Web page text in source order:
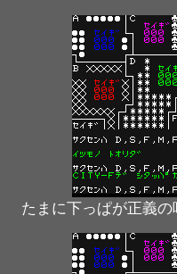
たまに下っぱが正義